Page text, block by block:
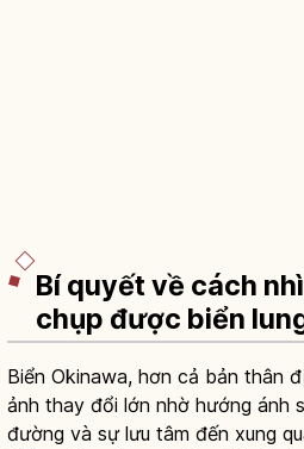
Bí quyết về cách
chụp được biển
Biển Okinawa, hơn cả bản thân
ảnh thay đổi lớn nhờ hướng ánh
đường và sự lưu tâm đến xung